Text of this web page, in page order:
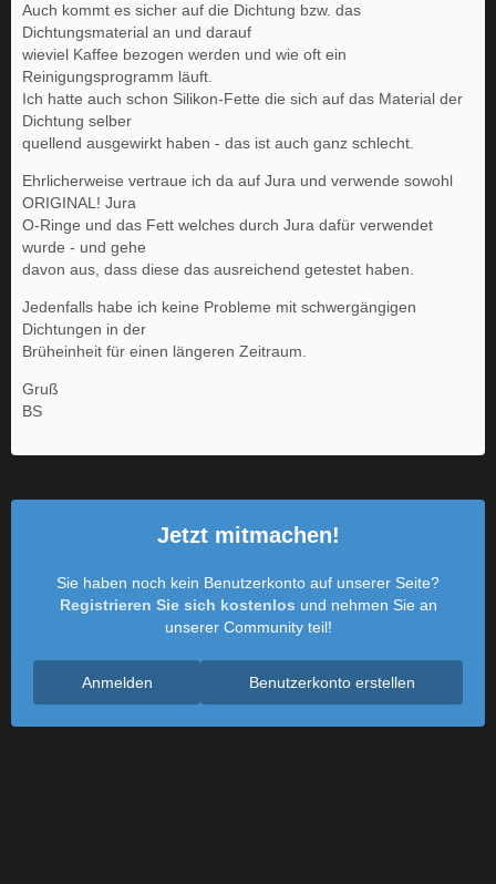
Auch kommt es sicher auf die Dichtung bzw. das
Dichtungsmaterial an und darauf
wieviel Kaffee bezogen werden und wie oft ein
Reinigungsprogramm läuft.
Ich hatte auch schon Silikon-Fette die sich auf das Material der
Dichtung selber
quellend ausgewirkt haben - das ist auch ganz schlecht.
Ehrlicherweise vertraue ich da auf Jura und verwende sowohl
ORIGINAL! Jura
O-Ringe und das Fett welches durch Jura dafür verwendet
wurde - und gehe
davon aus, dass diese das ausreichend getestet haben.
Jedenfalls habe ich keine Probleme mit schwergängigen
Dichtungen in der
Brüheinheit für einen längeren Zeitraum.
Gruß
BS
Jetzt mitmachen!
Sie haben noch kein Benutzerkonto auf unserer Seite?
Registrieren Sie sich kostenlos und nehmen Sie an
unserer Community teil!
Benutzerkonto erstellen
Anmelden